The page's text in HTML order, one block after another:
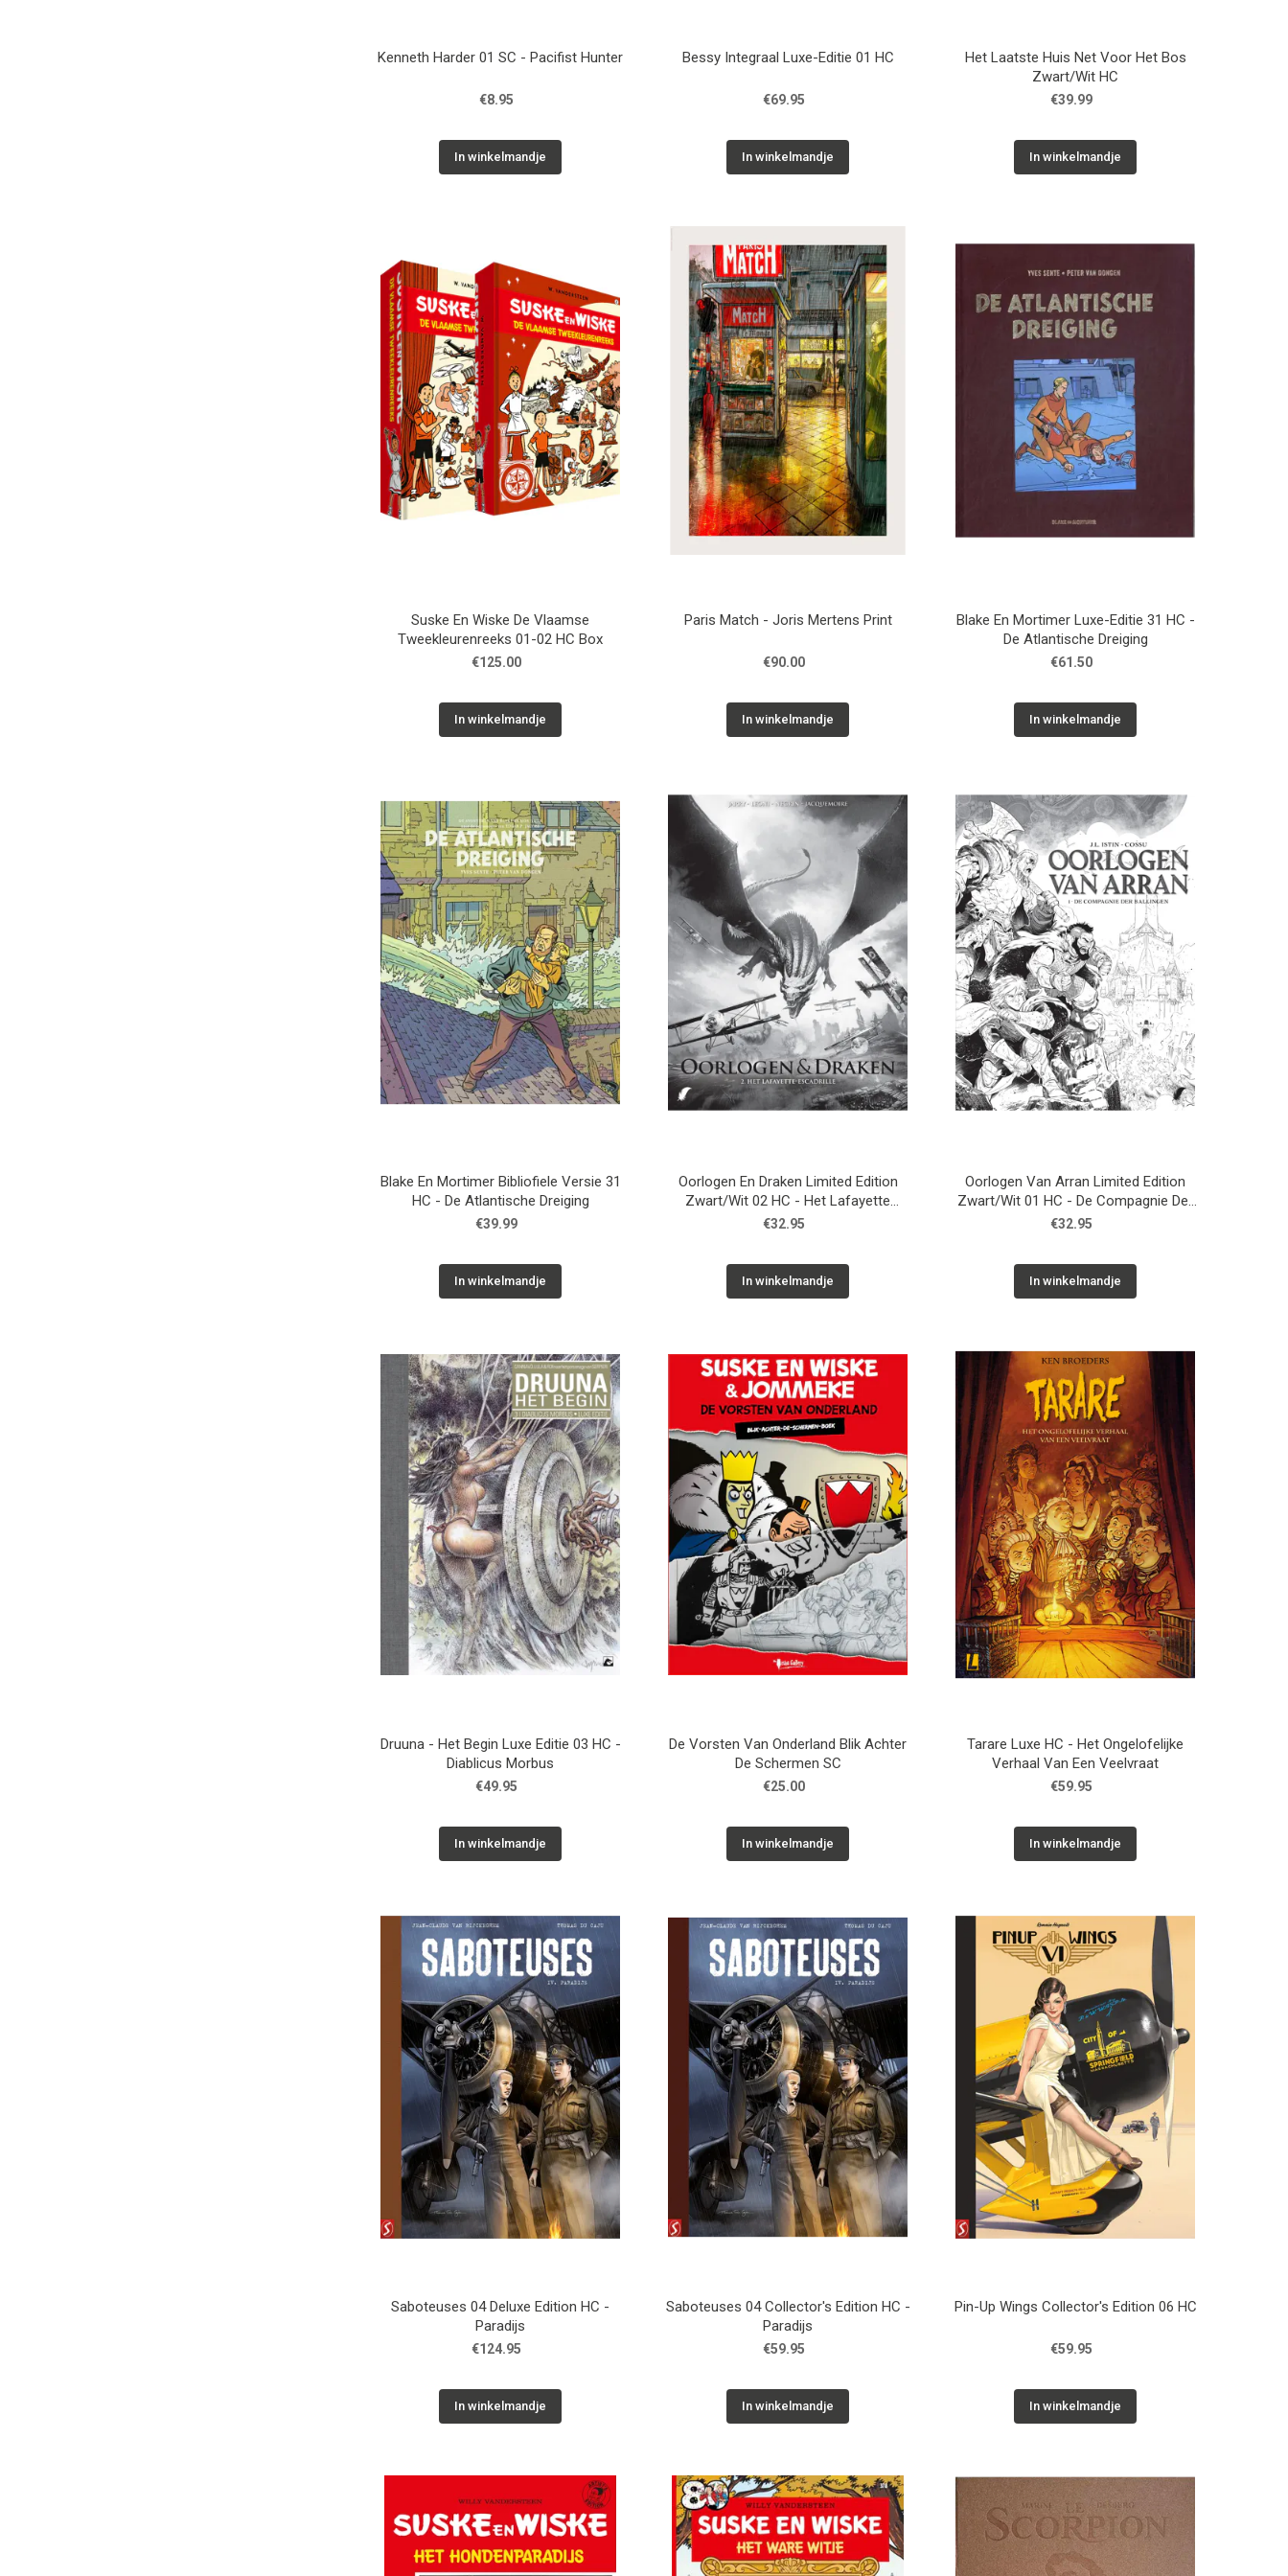
Kenneth Harder 01 SC - Pacifist Hunter
€8.95
In winkelmandje
Bessy Integraal Luxe-Editie 01 HC
€69.95
In winkelmandje
Het Laatste Huis Net Voor Het Bos
Zwart/Wit HC
€39.99
In winkelmandje
Suske En Wiske De Vlaamse
Tweekleurenreeks 01-02 HC Box
€125.00
In winkelmandje
Paris Match - Joris Mertens Print
€90.00
In winkelmandje
Blake En Mortimer Luxe-Editie 31 HC -
De Atlantische Dreiging
€61.50
In winkelmandje
Blake En Mortimer Bibliofiele Versie 31
HC - De Atlantische Dreiging
€39.99
In winkelmandje
Oorlogen En Draken Limited Edition
Zwart/Wit 02 HC - Het Lafayette
Escadrille
€32.95
In winkelmandje
Oorlogen Van Arran Limited Edition
Zwart/Wit 01 HC - De Compagnie Der
Ballingen
€32.95
In winkelmandje
Druuna - Het Begin Luxe Editie 03 HC -
Diablicus Morbus
€49.95
In winkelmandje
De Vorsten Van Onderland Blik Achter
De Schermen SC
€25.00
In winkelmandje
Tarare Luxe HC - Het Ongelofelijke
Verhaal Van Een Veelvraat
€59.95
In winkelmandje
Saboteuses 04 Deluxe Edition HC -
Paradijs
€124.95
In winkelmandje
Saboteuses 04 Collector's Edition HC -
Paradijs
€59.95
In winkelmandje
Pin-Up Wings Collector's Edition 06 HC
€59.95
In winkelmandje